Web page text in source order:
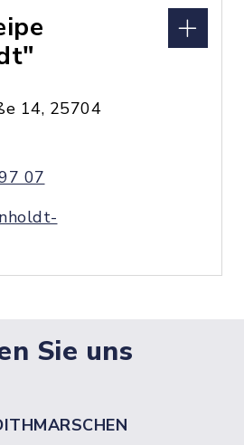
14, 25704
07
Sie uns